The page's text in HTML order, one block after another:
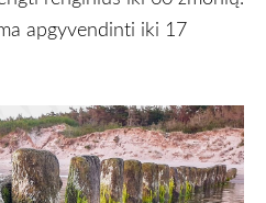
apgyvendinti iki 17